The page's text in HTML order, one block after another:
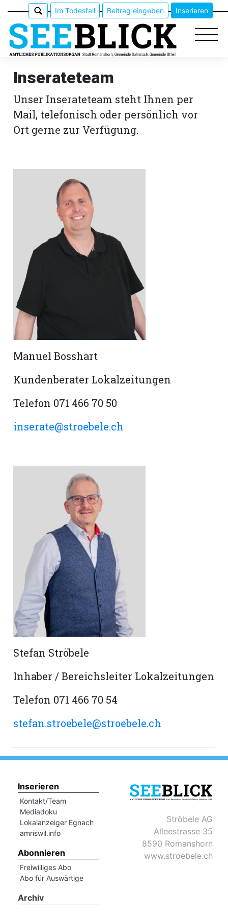
Epaper
Romanshorn:
offizielle
Mitteilungen
Im Todesfall Beitrag eingeben Inserieren
Inserateteam
Unser Inserateteam steht Ihnen per
Mail, telefonisch oder persönlich vor
Ort gerne zur Verfügung.
Manuel Bosshart
Kundenberater Lokalzeitungen
Telefon 071 466 70 50
inserate@stroebele.ch
Stefan Ströbele
Inhaber / Bereichsleiter Lokalzeitungen
Telefon 071 466 70 54
stefan.stroebele@stroebele.ch
Inserieren
Kontakt/Team
Mediadoku
Lokalanzeiger Egnach
amriswil.info
Abonnieren
Freiwilliges Abo
Abo für Auswärtige
Archiv
Ströbele AG
Alleestrasse 35
8590 Romanshorn
www.stroebele.ch